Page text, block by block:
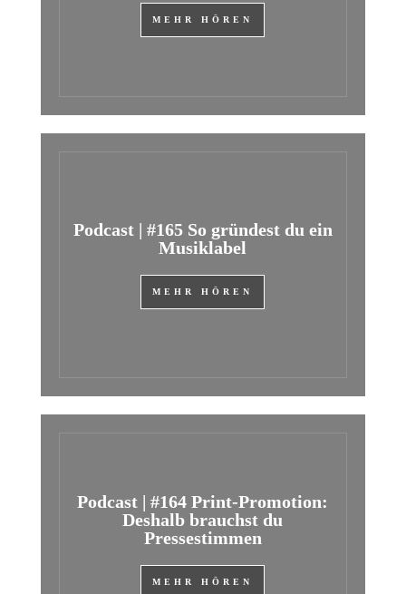
MEHR HÖREN
Podcast | #165 So gründest du ein
Musiklabel
MEHR HÖREN
Podcast | #164 Print-Promotion:
Deshalb brauchst du
Pressestimmen
MEHR HÖREN